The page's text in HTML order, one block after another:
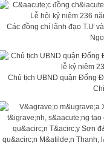
Các đồng chí lãnh đạo T.Ư
Chủ tịch UBND quận Đống